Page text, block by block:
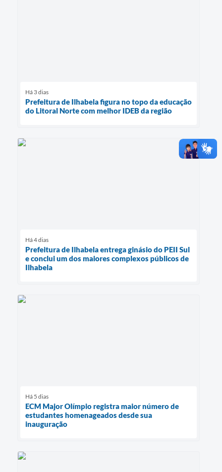
Há 3 dias
Prefeitura de Ilhabela figura no topo da educação
do Litoral Norte com melhor IDEB da região
Há 4 dias
Prefeitura de Ilhabela entrega ginásio do PEII Sul
e conclui um dos maiores complexos públicos de
Ilhabela
Há 5 dias
ECM Major Olímpio registra maior número de
estudantes homenageados desde sua
inauguração